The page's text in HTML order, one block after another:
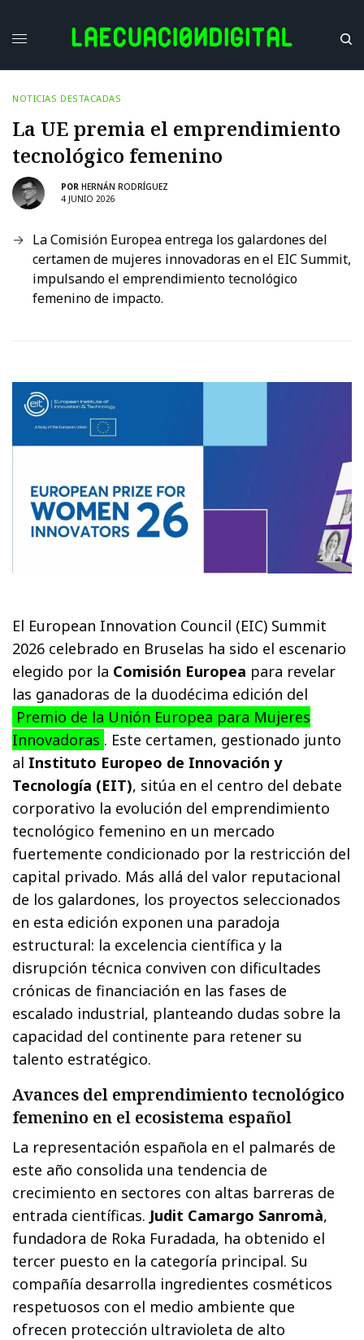
NOTICIAS DESTACADAS
La UE premia el emprendimiento
tecnológico femenino
POR HERNÁN RODRÍGUEZ
4 JUNIO 2026
La Comisión Europea entrega los galardones del
certamen de mujeres innovadoras en el EIC Summit,
impulsando el emprendimiento tecnológico
femenino de impacto.
El European Innovation Council (EIC) Summit
2026 celebrado en Bruselas ha sido el escenario
elegido por la Comisión Europea para revelar
las ganadoras de la duodécima edición del
Premio de la Unión Europea para Mujeres
Innovadoras . Este certamen, gestionado junto
al Instituto Europeo de Innovación y
Tecnología (EIT), sitúa en el centro del debate
corporativo la evolución del emprendimiento
tecnológico femenino en un mercado
fuertemente condicionado por la restricción del
capital privado. Más allá del valor reputacional
de los galardones, los proyectos seleccionados
en esta edición exponen una paradoja
estructural: la excelencia científica y la
disrupción técnica conviven con dificultades
crónicas de financiación en las fases de
escalado industrial, planteando dudas sobre la
capacidad del continente para retener su
talento estratégico.
Avances del emprendimiento tecnológico
femenino en el ecosistema español
La representación española en el palmarés de
este año consolida una tendencia de
crecimiento en sectores con altas barreras de
entrada científicas. Judit Camargo Sanromà,
fundadora de Roka Furadada, ha obtenido el
tercer puesto en la categoría principal. Su
compañía desarrolla ingredientes cosméticos
respetuosos con el medio ambiente que
ofrecen protección ultravioleta de alto